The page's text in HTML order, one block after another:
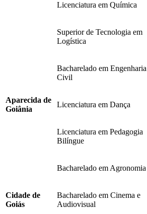
Licenciatura em Química
Superior de Tecnologia em
Logística
Aparecida de
Goiânia
Bacharelado em Engenharia
Civil
Licenciatura em Dança
Licenciatura em Pedagogia
Bilíngue
Cidade de
Goiás
Bacharelado em Agronomia
Bacharelado em Cinema e
Audiovisual